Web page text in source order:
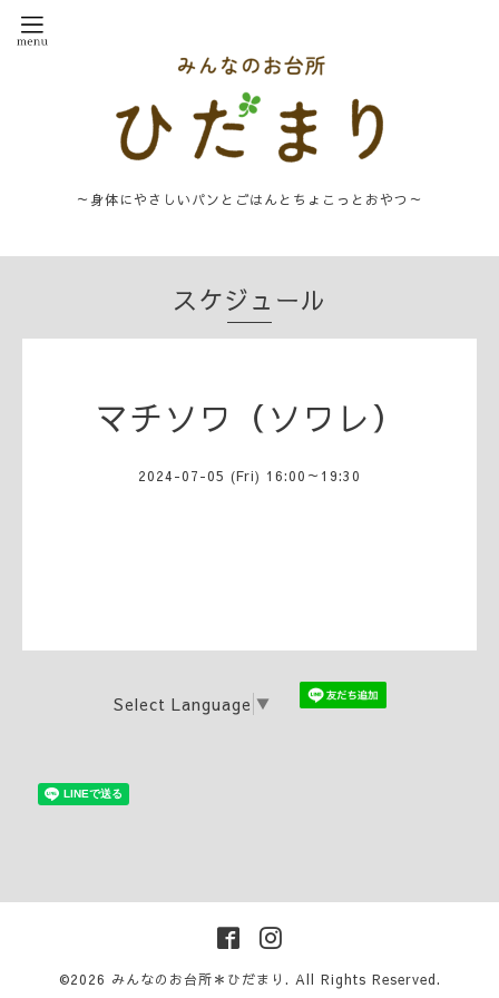
～身体にやさしいパンとごはんとちょこっとおやつ～
スケジュール
マチソワ（ソワレ）
2024-07-05 (Fri) 16:00～19:30
Select Language ▼
©2026 みんなのお台所＊ひだまり . All Rights Reserved.